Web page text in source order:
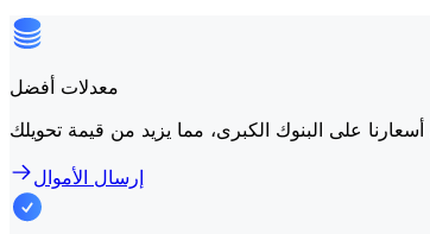
معدلات أفضل
إرسال الأموال